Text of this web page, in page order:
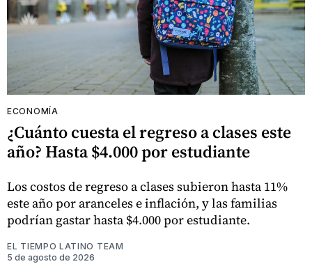
ECONOMÍA
¿Cuánto cuesta el regreso a clases este
año? Hasta $4.000 por estudiante
Los costos de regreso a clases subieron hasta 11%
este año por aranceles e inflación, y las familias
podrían gastar hasta $4.000 por estudiante.
EL TIEMPO LATINO TEAM
5 de agosto de 2026